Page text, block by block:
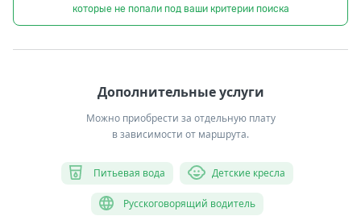
которые не попали под ваши критерии поиска
Дополнительные услуги
Можно приобрести за отдельную плату
в зависимости от маршрута.
Питьевая вода Детские кресла
Русскоговорящий водитель